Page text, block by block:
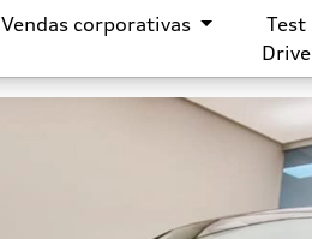
Vendas corporativas
Test
Drive